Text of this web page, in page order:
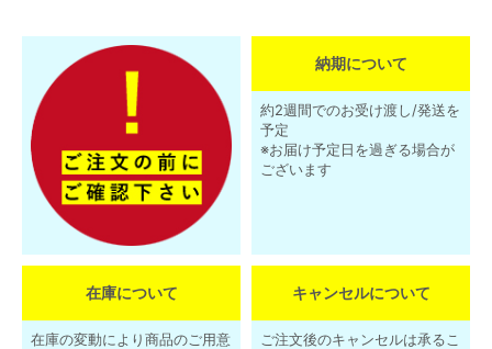
納期について
約2週間でのお受け渡し/発送を
予定
※お届け予定日を過ぎる場合が
ございます
在庫について
在庫の変動により商品のご用意
キャンセルについて
ご注文後のキャンセルは承るこ